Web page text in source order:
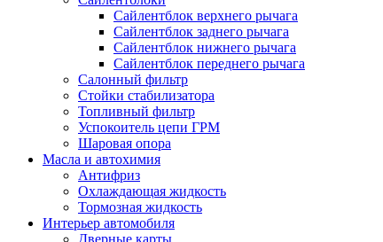
Сайлентблок верхнего рычага
Сайлентблок заднего рычага
Сайлентблок нижнего рычага
Сайлентблок переднего рычага
Салонный фильтр
Стойки стабилизатора
Топливный фильтр
Успокоитель цепи ГРМ
Шаровая опора
Масла и автохимия
Антифриз
Охлаждающая жидкость
Тормозная жидкость
Интерьер автомобиля
Дверные карты